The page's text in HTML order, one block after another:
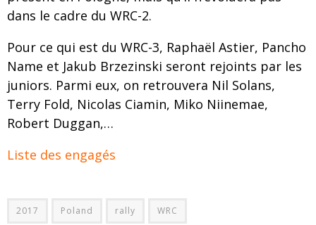
dans le cadre du WRC-2.
Pour ce qui est du WRC-3, Raphaël Astier, Pancho
Name et Jakub Brzezinski seront rejoints par les
juniors. Parmi eux, on retrouvera Nil Solans,
Terry Fold, Nicolas Ciamin, Miko Niinemae,
Robert Duggan,…
Liste des engagés
2017 Poland rally WRC